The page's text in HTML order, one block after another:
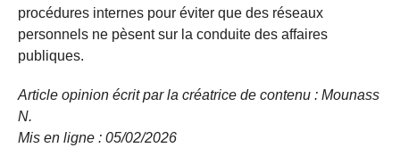
procédures internes pour éviter que des réseaux
personnels ne pèsent sur la conduite des affaires
publiques.
Article opinion écrit par la créatrice de contenu : Mounass
N.
Mis en ligne : 05/02/2026